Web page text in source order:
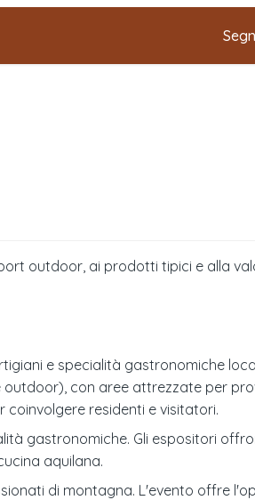
outdoor, ai prodotti tipici e alla
e specialità gastronomiche
con aree attrezzate per
residenti e visitatori.
gastronomiche. Gli espositori
aquilana.
di montagna. L'evento offre